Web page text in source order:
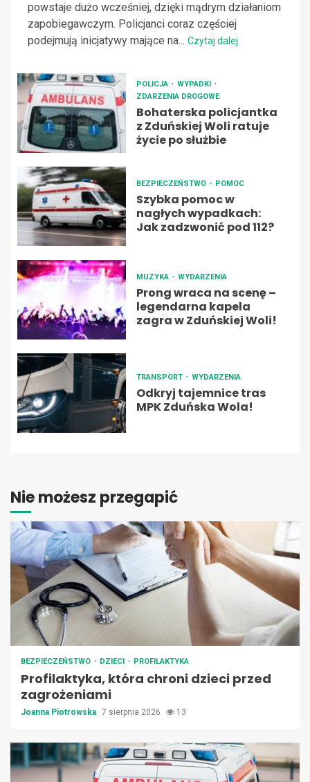
powstaje dużo wcześniej, dzięki mądrym działaniom
zapobiegawczym. Policjanci coraz częściej
podejmują inicjatywy mające na... Czytaj dalej
POLICJA
WYPADKI
ZDARZENIA DROGOWE
Bohaterska policjantka
z Zduńskiej Woli ratuje
życie po służbie
BEZPIECZEŃSTWO POMOC
Szybka pomoc w
nagłych wypadkach:
Jak zadzwonić pod 112?
MUZYKA WYDARZENIA
Prong wraca na scenę –
legendarna kapela
zagra w Zduńskiej Woli!
TRANSPORT WYDARZENIA
Odkryj tajemnice tras
MPK Zduńska Wola!
Nie możesz przegapić
BEZPIECZEŃSTWO DZIECI PROFILAKTYKA
Profilaktyka, która chroni dzieci przed
zagrożeniami
Joanna Piotrowska 7 sierpnia 2026 13